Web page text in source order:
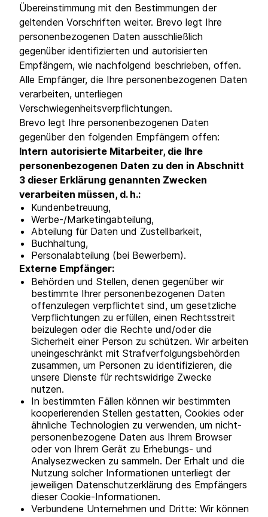
Übereinstimmung mit den Bestimmungen der
geltenden Vorschriften weiter. Brevo legt Ihre
personenbezogenen Daten ausschließlich
gegenüber identifizierten und autorisierten
Empfängern, wie nachfolgend beschrieben, offen.
Alle Empfänger, die Ihre personenbezogenen Daten
verarbeiten, unterliegen
Verschwiegenheitsverpflichtungen.
Brevo legt Ihre personenbezogenen Daten
gegenüber den folgenden Empfängern offen:
Intern autorisierte Mitarbeiter, die Ihre
personenbezogenen Daten zu den in Abschnitt
3 dieser Erklärung genannten Zwecken
verarbeiten müssen, d. h.:
Kundenbetreuung,
Werbe-/Marketingabteilung,
Abteilung für Daten und Zustellbarkeit,
Buchhaltung,
Personalabteilung (bei Bewerbern).
Externe Empfänger:
Behörden und Stellen, denen gegenüber wir
bestimmte Ihrer personenbezogenen Daten
offenzulegen verpflichtet sind, um gesetzliche
Verpflichtungen zu erfüllen, einen Rechtsstreit
beizulegen oder die Rechte und/oder die
Sicherheit einer Person zu schützen. Wir arbeiten
uneingeschränkt mit Strafverfolgungsbehörden
zusammen, um Personen zu identifizieren, die
unsere Dienste für rechtswidrige Zwecke
nutzen.
In bestimmten Fällen können wir bestimmten
kooperierenden Stellen gestatten, Cookies oder
ähnliche Technologien zu verwenden, um nicht-
personenbezogene Daten aus Ihrem Browser
oder von Ihrem Gerät zu Erhebungs- und
Analysezwecken zu sammeln. Der Erhalt und die
Nutzung solcher Informationen unterliegt der
jeweiligen Datenschutzerklärung des Empfängers
dieser Cookie-Informationen.
Verbundene Unternehmen und Dritte: Wir können